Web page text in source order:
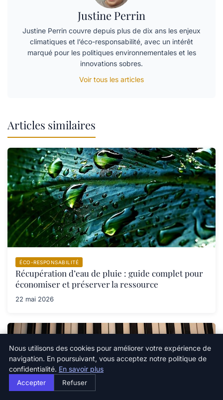
Justine Perrin
Justine Perrin couvre depuis plus de dix ans les enjeux
climatiques et l’éco-responsabilité, avec un intérêt
marqué pour les politiques environnementales et les
innovations sobres.
Voir tous les articles
Articles similaires
ÉCO-RESPONSABILITÉ
Récupération d’eau de pluie : guide complet pour
économiser et préserver la ressource
22 mai 2026
Nous utilisons des cookies pour améliorer votre expérience de
navigation. En poursuivant, vous acceptez notre politique de
confidentialité. En savoir plus
Accepter Refuser